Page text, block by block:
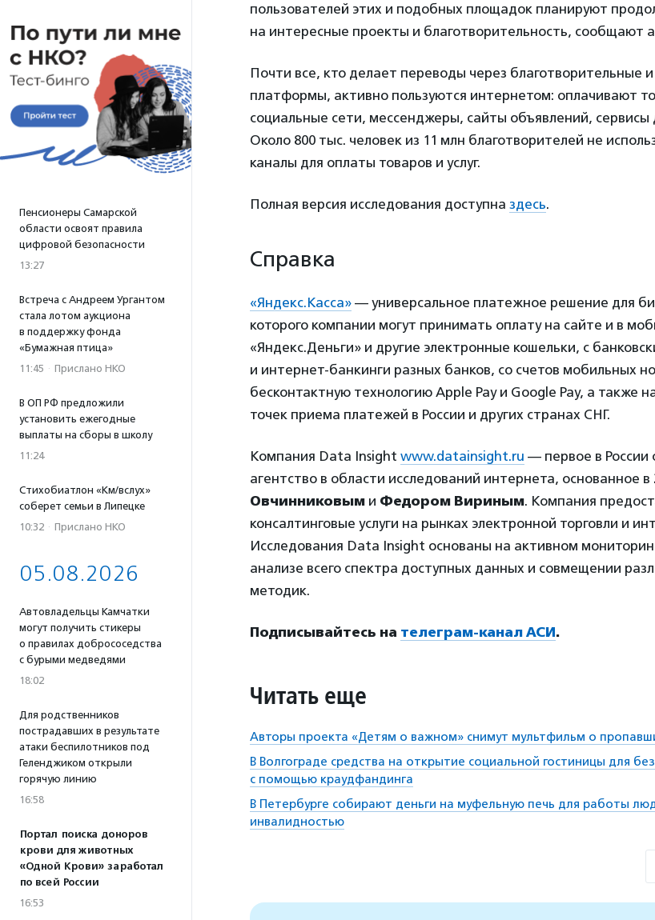
Пенсионеры Самарской
области освоят правила
цифровой безопасности
13:27
Встреча с Андреем Ургантом
стала лотом аукциона
в поддержку фонда
«Бумажная птица»
11:45 · Прислано НКО
В ОП РФ предложили
установить ежегодные
выплаты на сборы в школу
11:24
Стихобиатлон «Км/вслух»
соберет семьи в Липецке
10:32 · Прислано НКО
05.08.2026
Автовладельцы Камчатки
могут получить стикеры
о правилах добрососедства
с бурыми медведями
18:02
Для родственников
пострадавших в результате
атаки беспилотников под
Геленджиком открыли
горячую линию
16:58
Портал поиска доноров
крови для животных
«Одной Крови» заработал
по всей России
16:53
пользователей этих и подобных площадок планируют
на интересные проекты и благотворительность, сообщают
Почти все, кто делает переводы через благотворительные
платформы, активно пользуются интернетом: оплачивают
социальные сети, мессенджеры, сайты объявлений, сервисы
Около 800 тыс. человек из 11 млн благотворителей не
каналы для оплаты товаров и услуг.
Полная версия исследования доступна здесь.
Справка
«Яндекс.Касса» — универсальное платежное решение для
которого компании могут принимать оплату на сайте и в
«Яндекс.Деньги» и другие электронные кошельки, с
и интернет-банкинги разных банков, со счетов мобильных
бесконтактную технологию Apple Pay и Google Pay, а также
точек приема платежей в России и других странах СНГ.
Компания Data Insight www.datainsight.ru — первое в России
агентство в области исследований интернета, основанное в
Овчинниковым и Федором Вириным. Компания
консалтинговые услуги на рынках электронной торговли и
Исследования Data Insight основаны на активном
анализе всего спектра доступных данных и совмещении
методик.
Подписывайтесь на телеграм-канал АСИ.
Читать еще
Авторы проекта «Детям о важном» снимут мультфильм о
В Волгограде средства на открытие социальной гостиницы для
с помощью краудфандинга
В Петербурге собирают деньги на муфельную печь для работы
инвалидностью